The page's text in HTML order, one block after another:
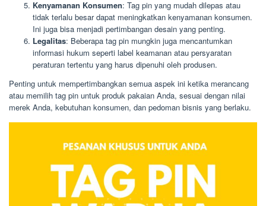
Kenyamanan Konsumen: Tag pin yang mudah dilepas atau
tidak terlalu besar dapat meningkatkan kenyamanan konsumen.
Ini juga bisa menjadi pertimbangan desain yang penting.
Legalitas: Beberapa tag pin mungkin juga mencantumkan
informasi hukum seperti label keamanan atau persyaratan
peraturan tertentu yang harus dipenuhi oleh produsen.
Penting untuk mempertimbangkan semua aspek ini ketika merancang
atau memilih tag pin untuk produk pakaian Anda, sesuai dengan nilai
merek Anda, kebutuhan konsumen, dan pedoman bisnis yang berlaku.